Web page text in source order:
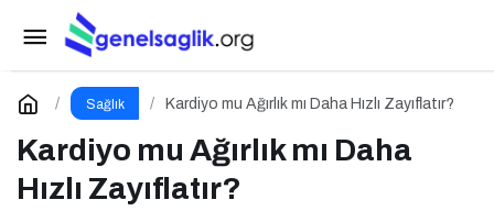
Sağlık Kardiyo mu Ağırlık mı Daha Hızlı Zayıflatır?
Kardiyo mu Ağırlık mı Daha
Hızlı Zayıflatır?
Yeni Yıla Daha Fit Bir Başlangıç: Karın
Germede Op. Dr. Gökhan Semerci Uzmanlığı
Yorum Yap